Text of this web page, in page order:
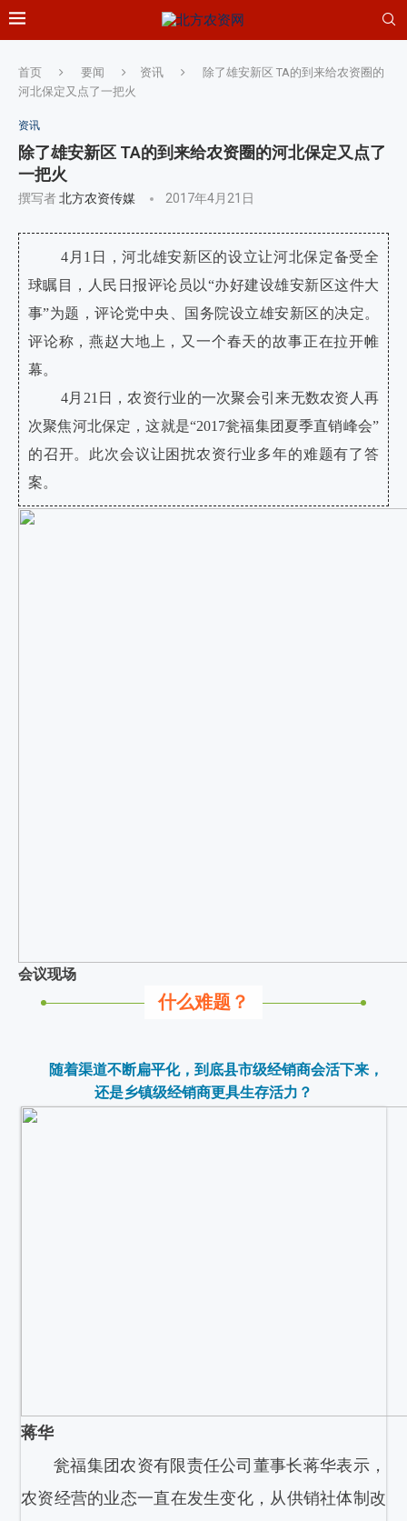
首页 要闻 资讯
除了雄安新区 TA的到来给农资圈的
河北保定又点了一把火
资讯
除了雄安新区 TA的到来给农资圈的河北保定又点了
一把火
撰写者北方农资传媒 2017年4月21日
4月1日，河北雄安新区的设立让河北保定备受全
球瞩目，人民日报评论员以“办好建设雄安新区这件大
事”为题，评论党中央、国务院设立雄安新区的决定。
评论称，燕赵大地上，又一个春天的故事正在拉开帷
幕。
4月21日，农资行业的一次聚会引来无数农资人再
次聚焦河北保定，这就是“2017瓮福集团夏季直销峰会”
的召开。此次会议让困扰农资行业多年的难题有了答
案。
会议现场
什么难题？
随着渠道不断扁平化，到底县市级经销商会活下来，
还是乡镇级经销商更具生存活力？
蒋华
瓮福集团农资有限责任公司董事长蒋华表示，
农资经营的业态一直在发生变化，从供销社体制改